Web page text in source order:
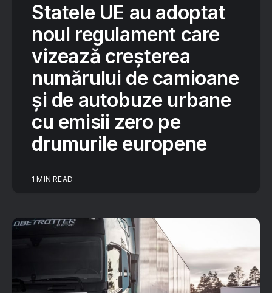
Statele UE au adoptat
noul regulament care
vizează creșterea
numărului de camioane
și de autobuze urbane
cu emisii zero pe
drumurile europene
1 MIN READ